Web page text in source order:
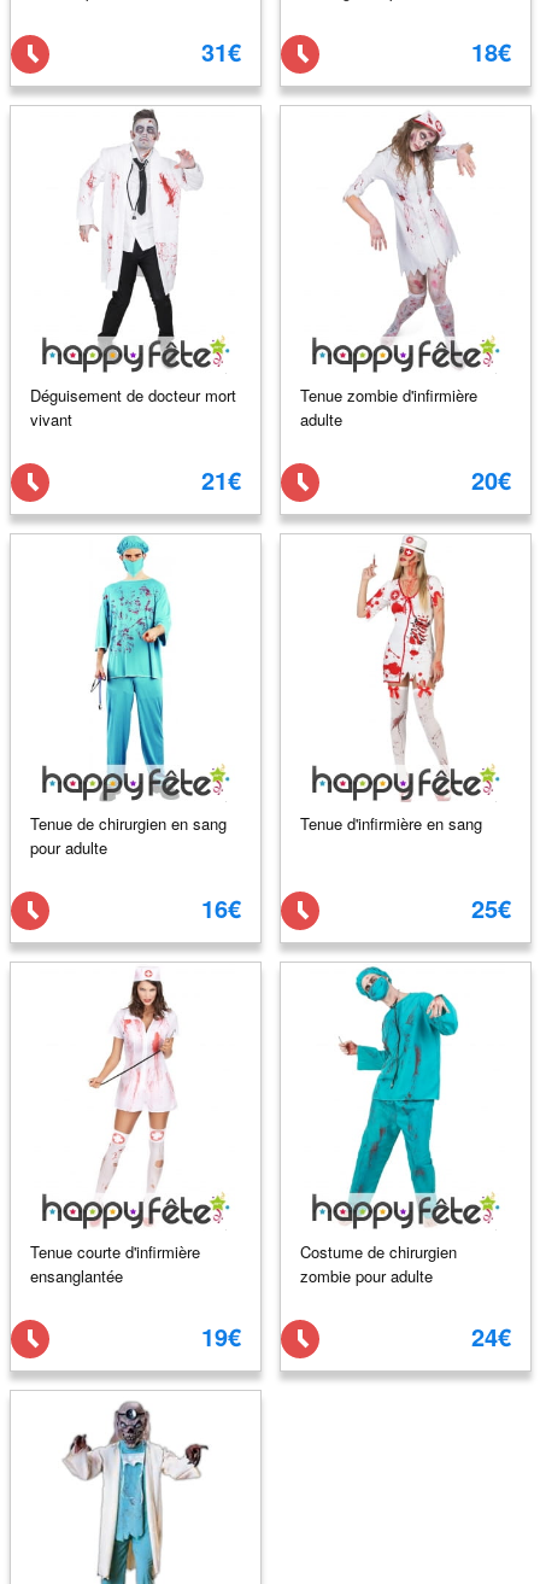
31€ 18€
Déguisement de docteur mort
vivant
21€
Tenue zombie d'infirmière
adulte
20€
Tenue de chirurgien en sang
pour adulte
16€
Tenue d'infirmière en sang
25€
Tenue courte d'infirmière
ensanglantée
19€
Costume de chirurgien
zombie pour adulte
24€